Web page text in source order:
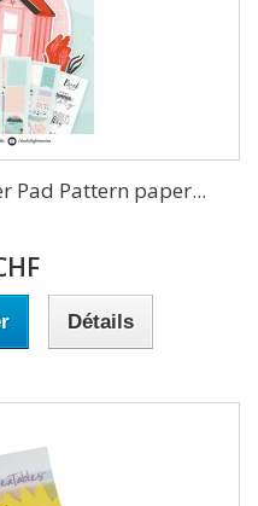
Pad Pattern paper...
Détails